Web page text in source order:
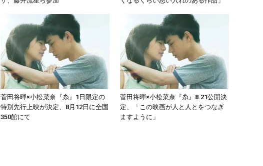
菅田将暉×小松菜奈『糸』1日限定の
特別先行上映が決定、8月12日に全国
350館にて
菅田将暉×小松菜奈『糸』8.21公開決
定、「この映画が人と人とをつなぎ
ますように」